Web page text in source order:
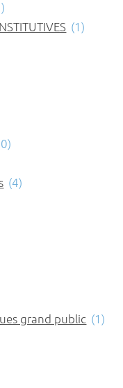
(1)
(4)
grand public (1)